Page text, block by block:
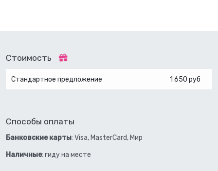
Стоимость
Стандартное предложение 1 650 руб
Способы оплаты
Банковские карты: Visa, MasterCard, Мир
Наличные: гиду на месте